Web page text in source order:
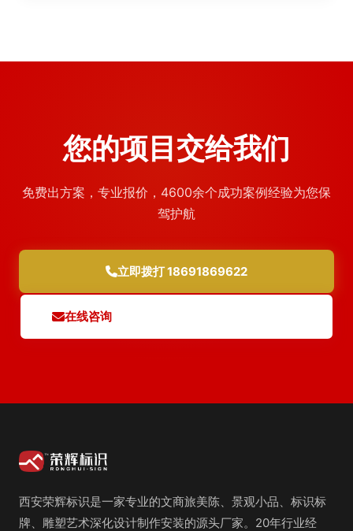
您的项目交给我们
免费出方案，专业报价，4600余个成功案例经验为您保
驾护航
立即拨打 18691869622
在线咨询
西安荣辉标识是一家专业的文商旅美陈、景观小品、标识标
牌、雕塑艺术深化设计制作安装的源头厂家。20年行业经